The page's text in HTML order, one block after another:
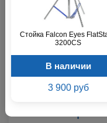
Стойка Falcon Eyes
3200CS
В наличии
3 900 руб
620T
Звоните